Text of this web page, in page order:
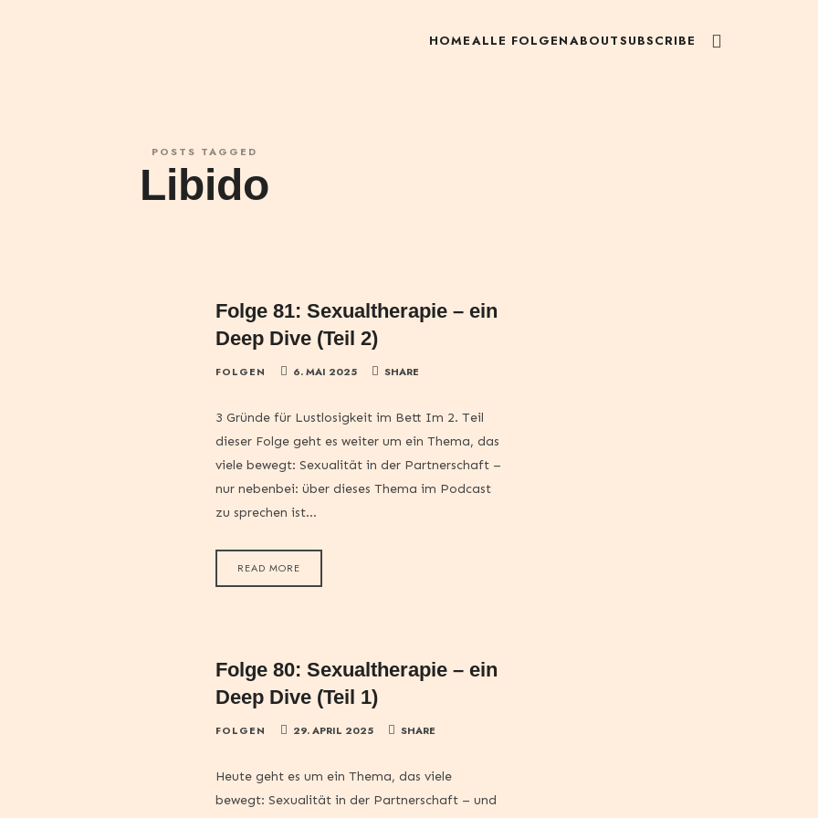
HOMEALLE FOLGENABOUTSUBSCRIBE
POSTS TAGGED
Libido
Folge 81: Sexualtherapie – ein
Deep Dive (Teil 2)
FOLGEN 6. MAI 2025 SHARE
3 Gründe für Lustlosigkeit im Bett Im 2. Teil
dieser Folge geht es weiter um ein Thema, das
viele bewegt: Sexualität in der Partnerschaft –
nur nebenbei: über dieses Thema im Podcast
zu sprechen ist…
READ MORE
Folge 80: Sexualtherapie – ein
Deep Dive (Teil 1)
FOLGEN 29. APRIL 2025 SHARE
Heute geht es um ein Thema, das viele
bewegt: Sexualität in der Partnerschaft – und